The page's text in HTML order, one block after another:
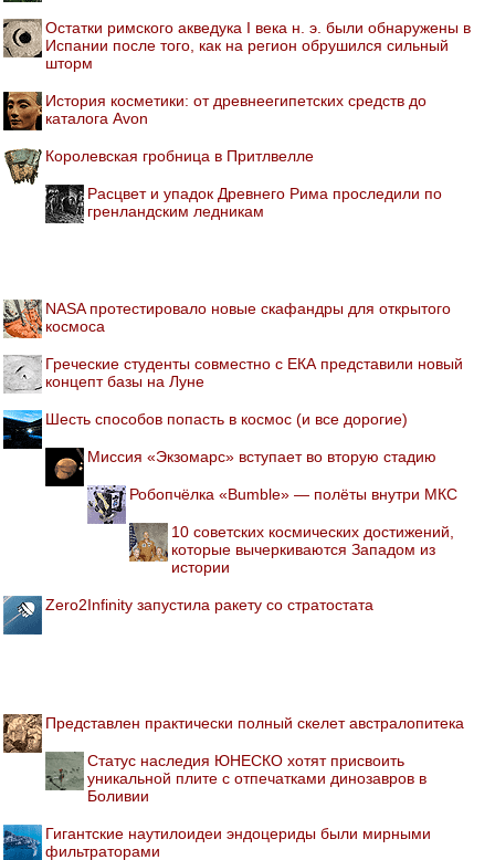
Остатки римского акведука I века н. э. были обнаружены в
Испании после того, как на регион обрушился сильный
шторм
История косметики: от древнеегипетских средств до
каталога Avon
Королевская гробница в Притлвелле
Расцвет и упадок Древнего Рима проследили по
гренландским ледникам
NASA протестировало новые скафандры для открытого
космоса
Греческие студенты совместно с ЕКА представили новый
концепт базы на Луне
Шесть способов попасть в космос (и все дорогие)
Миссия «Экзомарс» вступает во вторую стадию
Робопчёлка «Bumble» — полёты внутри МКС
10 советских космических достижений,
которые вычеркиваются Западом из
истории
Zero2Infinity запустила ракету со стратостата
Представлен практически полный скелет австралопитека
Статус наследия ЮНЕСКО хотят присвоить
уникальной плите с отпечатками динозавров в
Боливии
Гигантские наутилоидеи эндоцериды были мирными
фильтраторами